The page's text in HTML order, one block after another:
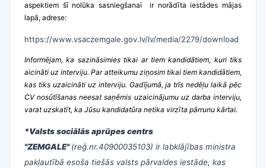
aspektiem šī nolūka sasniegšanai ir norādīta iestādes mājas
lapā, adrese:
https://www.vsaczemgale.gov.lv/lv/media/2279/download
Informējam, ka sazināsimies tikai ar tiem kandidātiem, kuri tiks
aicināti uz interviju. Par atteikumu ziņosim tikai tiem kandidātiem,
kas tiks uzaicināti uz interviju. Gadījumā, ja trīs nedēļu laikā pēc
CV nosūtīšanas neesat saņēmis uzaicinājumu uz darba interviju,
varat uzskatīt, ka Jūsu kandidatūra netika virzīta pārrunu kārtai.
*Valsts sociālās aprūpes centrs
"ZEMGALE"(reģ.nr.40900035103) ir labklājības ministra
pakļautībā esoša tiešās valsts pārvaldes iestāde, kas